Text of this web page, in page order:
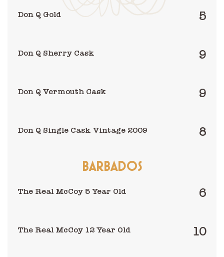
Don Q Gold 5
Don Q Sherry Cask 9
Don Q Vermouth Cask 9
Don Q Single Cask Vintage 2009 8
BARBADOS
The Real McCoy 5 Year Old 6
The Real McCoy 12 Year Old 10